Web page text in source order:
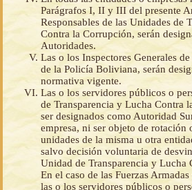
Parágrafos I, II y III del presente
Responsables de las Unidades de
Contra la Corrupción, serán
Autoridades.
Las o los Inspectores Generales
de la Policía Boliviana, serán
normativa vigente.
Las o los servidores públicos o
de Transparencia y Lucha Contra
ser designados como Autoridad
empresa, ni ser objeto de rotación
unidades de la misma u otra
salvo decisión voluntaria de
Unidad de Transparencia y Lucha
En el caso de las Fuerzas
las o los servidores públicos o